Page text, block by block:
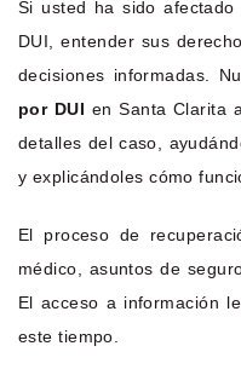
Si usted ha sido
DUI, entender sus
decisiones informadas.
por DUI en Santa Clarita
detalles del caso,
y explicándoles cómo
El proceso de
médico, asuntos de
El acceso a información
este tiempo.